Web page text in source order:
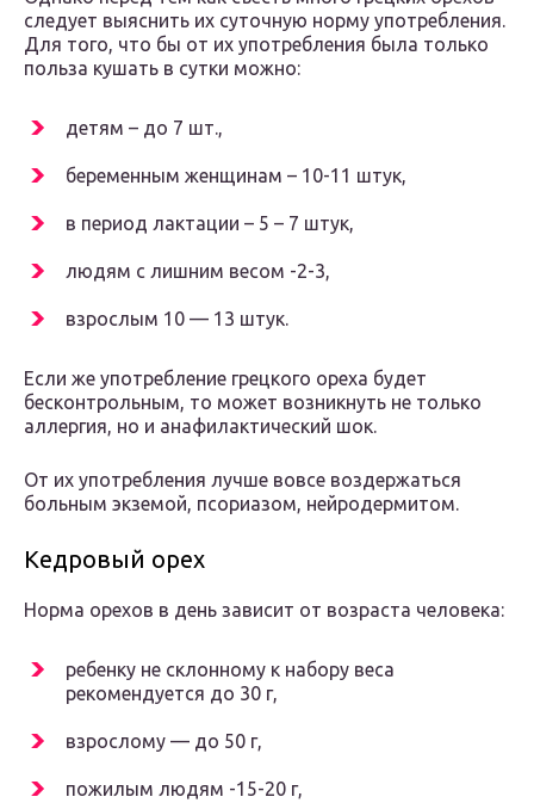
следует выяснить их суточную норму употребления.
Для того, что бы от их употребления была только
польза кушать в сутки можно:
детям – до 7 шт.,
беременным женщинам – 10-11 штук,
в период лактации – 5 – 7 штук,
людям с лишним весом -2-3,
взрослым 10 — 13 штук.
Если же употребление грецкого ореха будет
бесконтрольным, то может возникнуть не только
аллергия, но и анафилактический шок.
От их употребления лучше вовсе воздержаться
больным экземой, псориазом, нейродермитом.
Кедровый орех
Норма орехов в день зависит от возраста человека:
ребенку не склонному к набору веса
рекомендуется до 30 г,
взрослому — до 50 г,
пожилым людям -15-20 г,